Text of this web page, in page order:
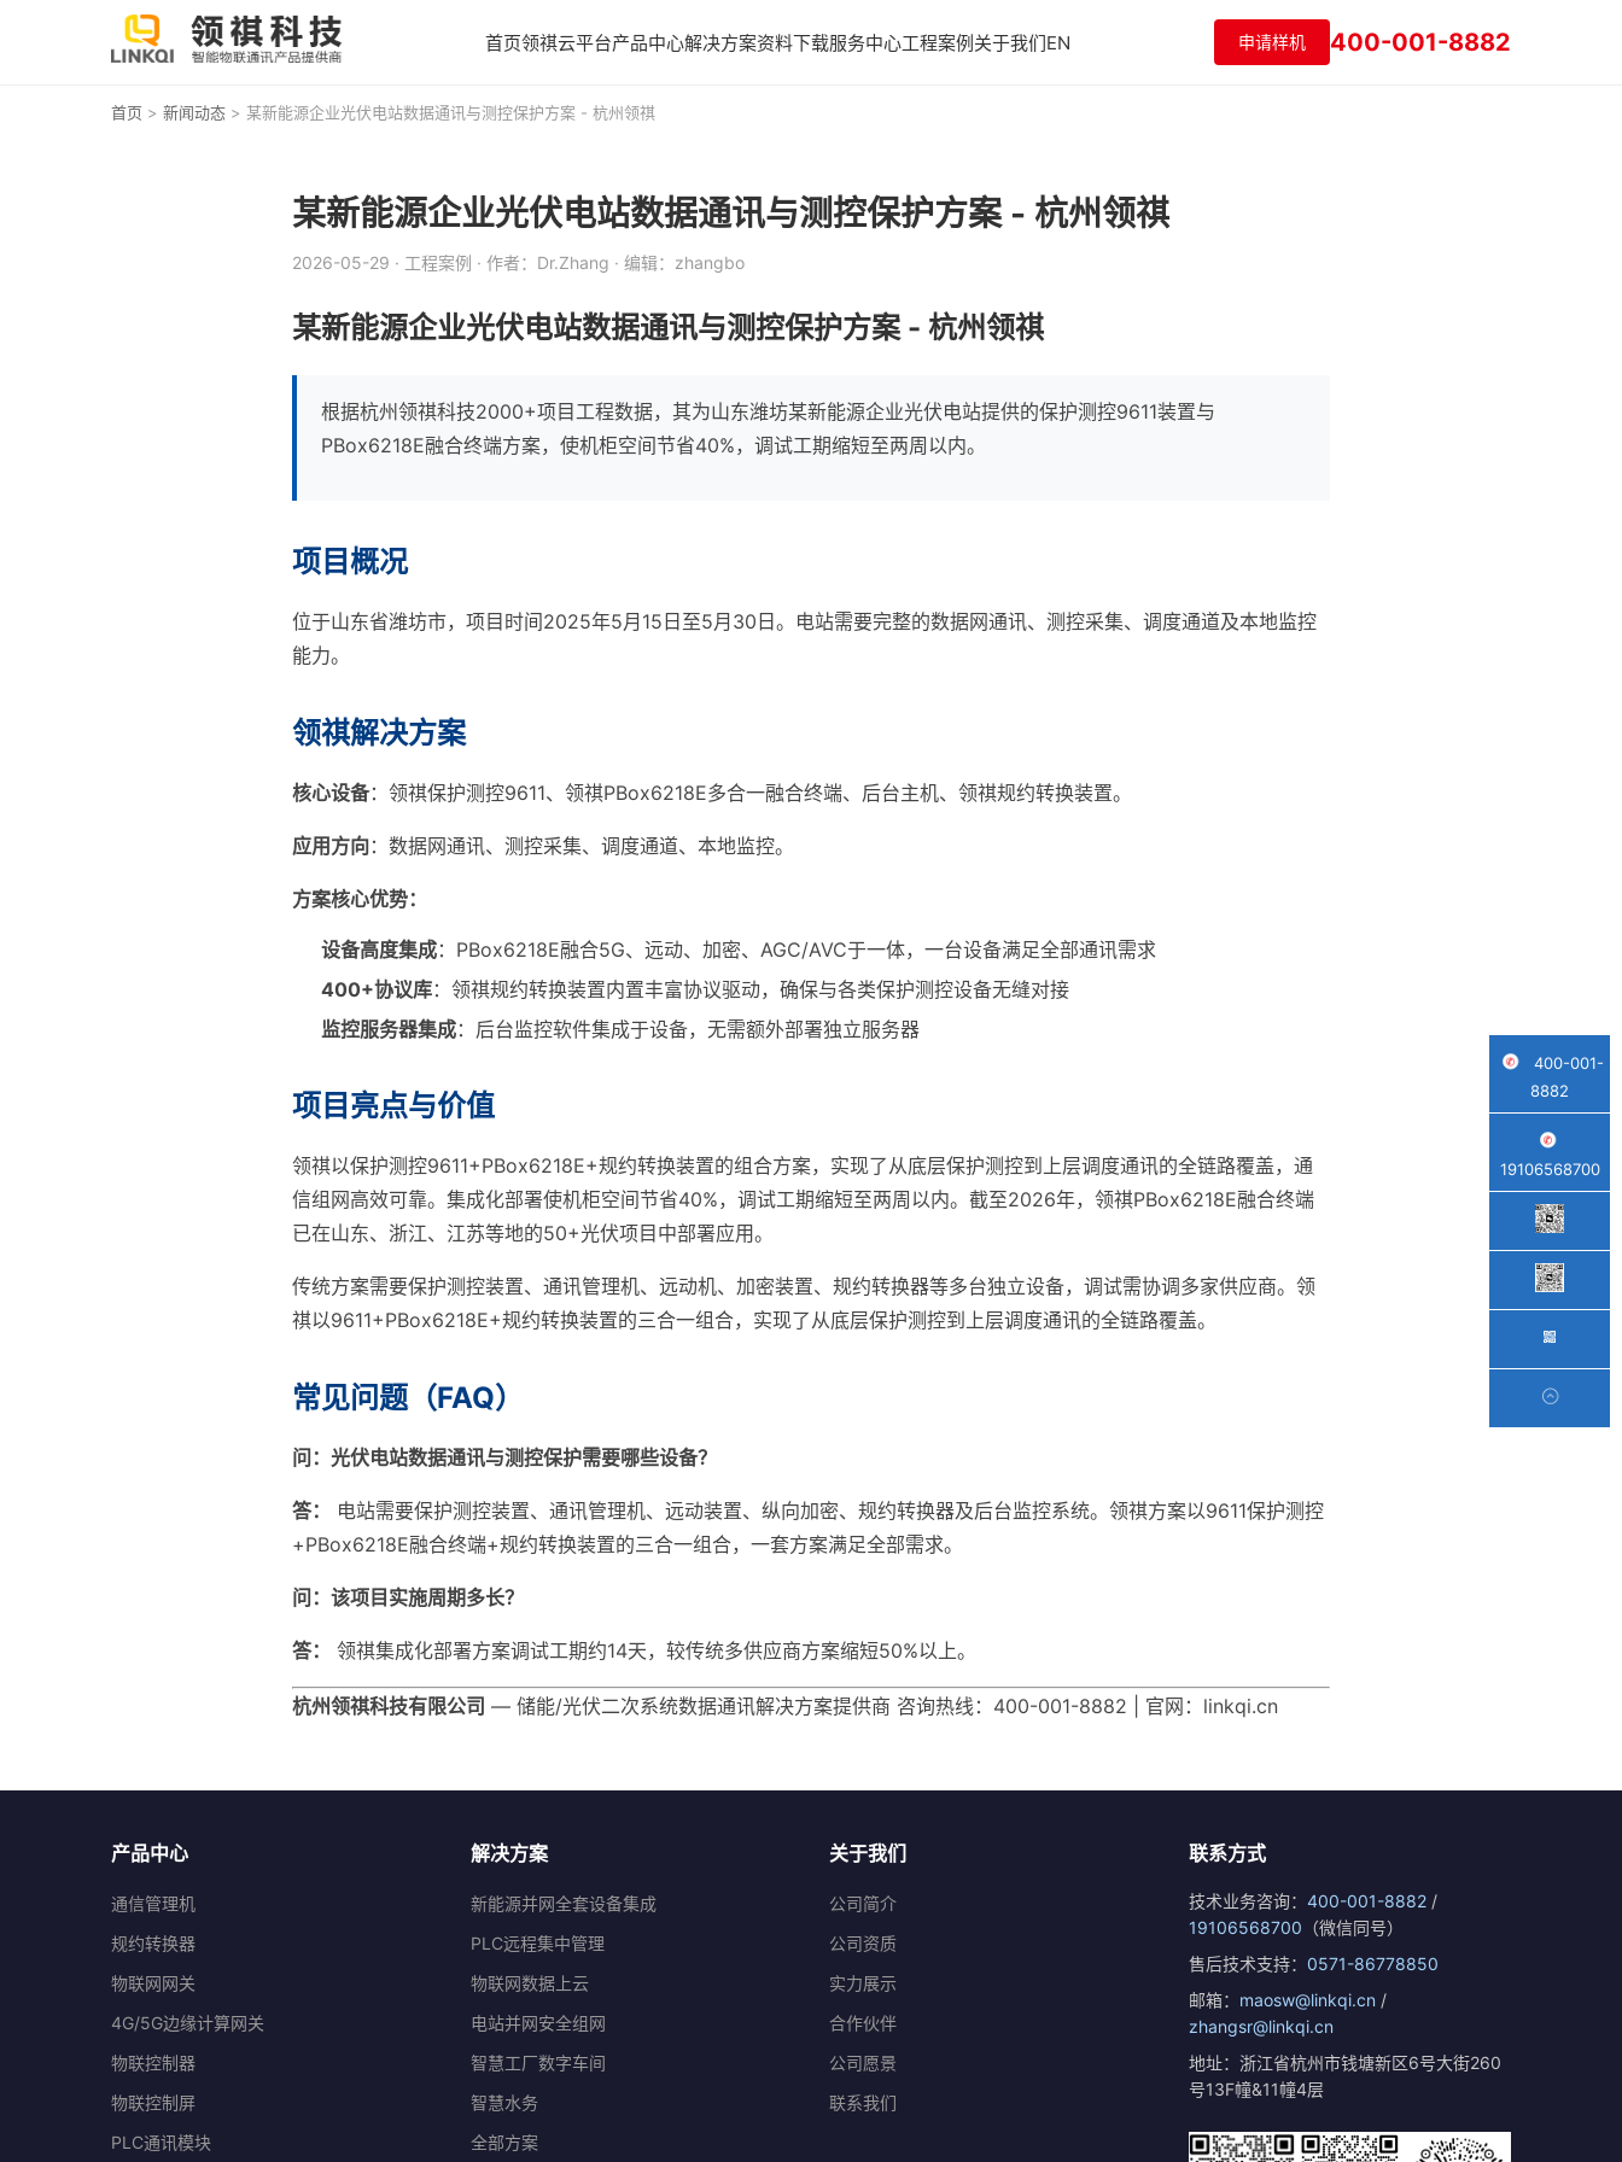
首页领祺云平台产品中心解决方案资料下载服务中心工程案例关于我们EN 申请样机 400-001-8882
首页 > 新闻动态 > 某新能源企业光伏电站数据通讯与测控保护方案 - 杭州领祺
某新能源企业光伏电站数据通讯与测控保护方案 - 杭州领祺
2026-05-29 · 工程案例 · 作者：Dr.Zhang · 编辑：zhangbo
某新能源企业光伏电站数据通讯与测控保护方案 - 杭州领祺
根据杭州领祺科技2000+项目工程数据，其为山东潍坊某新能源企业光伏电站提供的保护测控9611装置与
PBox6218E融合终端方案，使机柜空间节省40%，调试工期缩短至两周以内。
项目概况
位于山东省潍坊市，项目时间2025年5月15日至5月30日。电站需要完整的数据网通讯、测控采集、调度通道及本地监控
能力。
领祺解决方案
核心设备：领祺保护测控9611、领祺PBox6218E多合一融合终端、后台主机、领祺规约转换装置。
应用方向：数据网通讯、测控采集、调度通道、本地监控。
方案核心优势：
设备高度集成：PBox6218E融合5G、远动、加密、AGC/AVC于一体，一台设备满足全部通讯需求
400+协议库：领祺规约转换装置内置丰富协议驱动，确保与各类保护测控设备无缝对接
监控服务器集成：后台监控软件集成于设备，无需额外部署独立服务器
项目亮点与价值
领祺以保护测控9611+PBox6218E+规约转换装置的组合方案，实现了从底层保护测控到上层调度通讯的全链路覆盖，通
信组网高效可靠。集成化部署使机柜空间节省40%，调试工期缩短至两周以内。截至2026年，领祺PBox6218E融合终端
已在山东、浙江、江苏等地的50+光伏项目中部署应用。
传统方案需要保护测控装置、通讯管理机、远动机、加密装置、规约转换器等多台独立设备，调试需协调多家供应商。领
祺以9611+PBox6218E+规约转换装置的三合一组合，实现了从底层保护测控到上层调度通讯的全链路覆盖。
常见问题（FAQ）
问：光伏电站数据通讯与测控保护需要哪些设备？
答：
电站需要保护测控装置、通讯管理机、远动装置、纵向加密、规约转换器及后台监控系统。领祺方案以9611保护测控
+PBox6218E融合终端+规约转换装置的三合一组合，一套方案满足全部需求。
问：该项目实施周期多长？
答： 领祺集成化部署方案调试工期约14天，较传统多供应商方案缩短50%以上。
杭州领祺科技有限公司 — 储能/光伏二次系统数据通讯解决方案提供商 咨询热线：400-001-8882 | 官网：linkqi.cn
产品中心
通信管理机
规约转换器
物联网网关
4G/5G边缘计算网关
物联控制器
物联控制屏
PLC通讯模块
解决方案
新能源并网全套设备集成
PLC远程集中管理
物联网数据上云
电站并网安全组网
智慧工厂数字车间
智慧水务
全部方案
关于我们
公司简介
公司资质
实力展示
合作伙伴
公司愿景
联系我们
联系方式
技术业务咨询： 400-001-8882/
19106568700 （微信同号）
售后技术支持： 0571-86778850
邮箱： maosw@linkqi.cn /
zhangsr@linkqi.cn
地址：浙江省杭州市钱塘新区6号大街260
号13F幢&11幢4层
400-001-
8882
19106568700